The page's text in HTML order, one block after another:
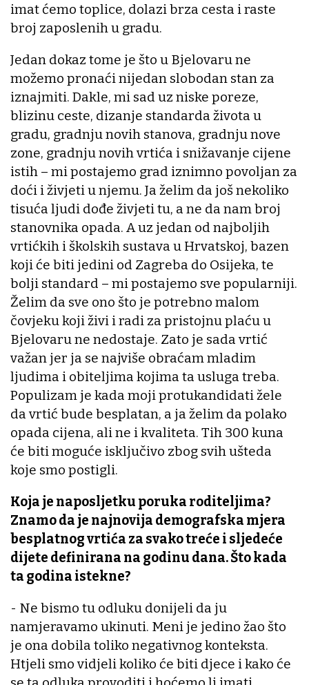
imat ćemo toplice, dolazi brza cesta i raste
broj zaposlenih u gradu.
Jedan dokaz tome je što u Bjelovaru ne
možemo pronaći nijedan slobodan stan za
iznajmiti. Dakle, mi sad uz niske poreze,
blizinu ceste, dizanje standarda života u
gradu, gradnju novih stanova, gradnju nove
zone, gradnju novih vrtića i snižavanje cijene
istih – mi postajemo grad iznimno povoljan za
doći i živjeti u njemu. Ja želim da još nekoliko
tisuća ljudi dođe živjeti tu, a ne da nam broj
stanovnika opada. A uz jedan od najboljih
vrtićkih i školskih sustava u Hrvatskoj, bazen
koji će biti jedini od Zagreba do Osijeka, te
bolji standard – mi postajemo sve popularniji.
Želim da sve ono što je potrebno malom
čovjeku koji živi i radi za pristojnu plaću u
Bjelovaru ne nedostaje. Zato je sada vrtić
važan jer ja se najviše obraćam mladim
ljudima i obiteljima kojima ta usluga treba.
Populizam je kada moji protukandidati žele
da vrtić bude besplatan, a ja želim da polako
opada cijena, ali ne i kvaliteta. Tih 300 kuna
će biti moguće isključivo zbog svih ušteda
koje smo postigli.
Koja je naposljetku poruka roditeljima?
Znamo da je najnovija demografska mjera
besplatnog vrtića za svako treće i sljedeće
dijete definirana na godinu dana. Što kada
ta godina istekne?
- Ne bismo tu odluku donijeli da ju
namjeravamo ukinuti. Meni je jedino žao što
je ona dobila toliko negativnog konteksta.
Htjeli smo vidjeli koliko će biti djece i kako će